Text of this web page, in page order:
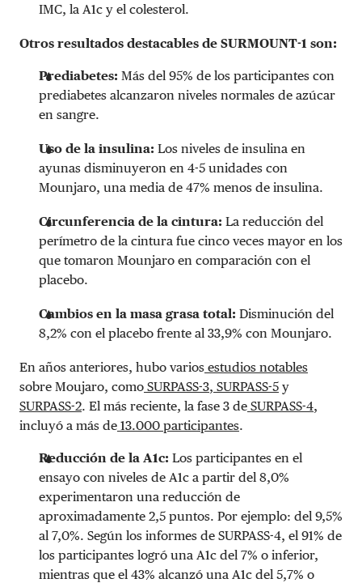
IMC, la A1c y el colesterol.
Otros resultados destacables de SURMOUNT-1 son:
Prediabetes: Más del 95% de los participantes con
prediabetes alcanzaron niveles normales de azúcar
en sangre.
Uso de la insulina: Los niveles de insulina en
ayunas disminuyeron en 4-5 unidades con
Mounjaro, una media de 47% menos de insulina.
Circunferencia de la cintura: La reducción del
perímetro de la cintura fue cinco veces mayor en los
que tomaron Mounjaro en comparación con el
placebo.
Cambios en la masa grasa total: Disminución del
8,2% con el placebo frente al 33,9% con Mounjaro.
En años anteriores, hubo varios estudios notables
sobre Moujaro, como SURPASS-3, SURPASS-5 y
SURPASS-2. El más reciente, la fase 3 de SURPASS-4,
incluyó a más de 13.000 participantes.
Reducción de la A1c: Los participantes en el
ensayo con niveles de A1c a partir del 8,0%
experimentaron una reducción de
aproximadamente 2,5 puntos. Por ejemplo: del 9,5%
al 7,0%. Según los informes de SURPASS-4, el 91% de
los participantes logró una A1c del 7% o inferior,
mientras que el 43% alcanzó una A1c del 5,7% o